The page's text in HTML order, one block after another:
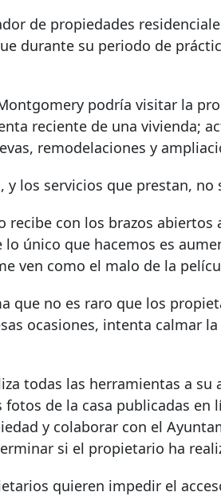
de propiedades
durante su periodo de
podría visitar la
reciente de una vivienda;
remodelaciones y
y los servicios que prestan,
recibe con los brazos
lo único que hacemos es
ven como el malo de la
que no es raro que los
ocasiones, intenta calmar
todas las herramientas a su
fotos de la casa publicadas
y colaborar con el
si el propietario ha
quieren impedir el